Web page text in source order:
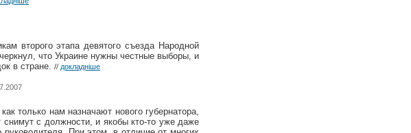
второго этапа девятого съезда Народной
что Украине нужны честные выборы, и
в стране. // докладніше
только нам назначают нового губернатора,
снимут с должности, и якобы кто-то уже даже